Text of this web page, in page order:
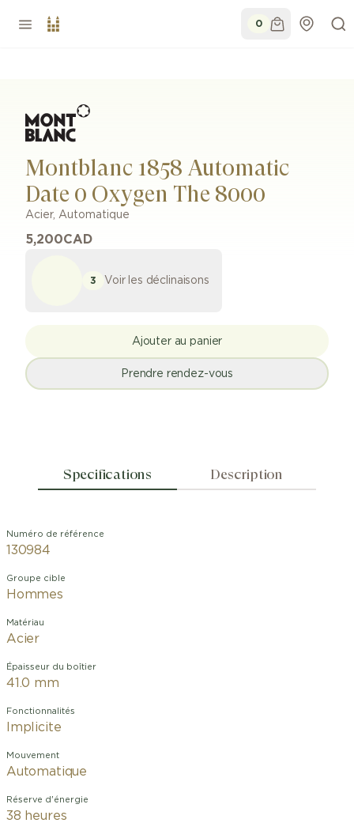
0
Montblanc 1858 Automatic
Date 0 Oxygen The 8000
Acier, Automatique
5,200CAD
3 Voir les déclinaisons
Ajouter au panier
Prendre rendez-vous
Specifications Description
Numéro de référence
130984
Groupe cible
Hommes
Matériau
Acier
Épaisseur du boîtier
41.0 mm
Fonctionnalités
Implicite
Mouvement
Automatique
Réserve d'énergie
38 heures